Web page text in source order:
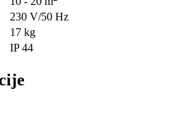
230 V/50 Hz
17 kg
IP 44